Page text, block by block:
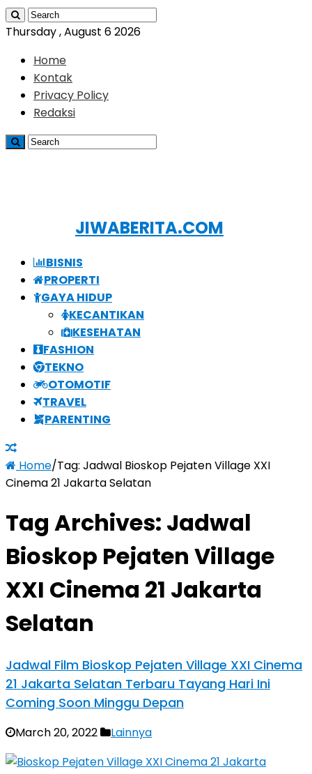
Thursday , August 6 2026
Home
Kontak
Privacy Policy
Redaksi
JIWABERITA.COM
BISNIS
PROPERTI
GAYA HIDUP
KECANTIKAN
KESEHATAN
FASHION
TEKNO
OTOMOTIF
TRAVEL
PARENTING
Home/Tag: Jadwal Bioskop Pejaten Village XXI
Cinema 21 Jakarta Selatan
Tag Archives: Jadwal
Bioskop Pejaten Village
XXI Cinema 21 Jakarta
Selatan
Jadwal Film Bioskop Pejaten Village XXI Cinema
21 Jakarta Selatan Terbaru Tayang Hari Ini
Coming Soon Minggu Depan
March 20, 2022 Lainnya